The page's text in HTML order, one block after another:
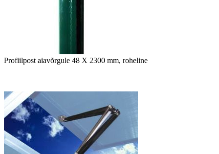
Profiilpost aiavõrgule 48 X 2300 mm, roheline